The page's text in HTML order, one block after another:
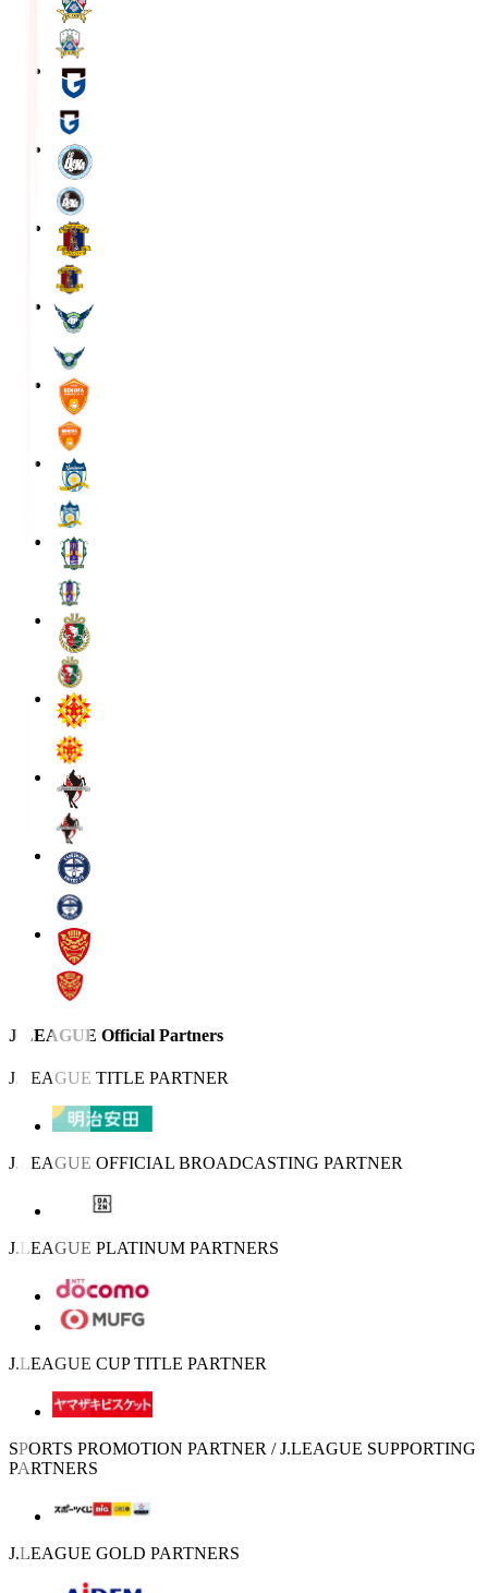
J.LEAGUE Official Partners
J.LEAGUE TITLE PARTNER
J.LEAGUE OFFICIAL BROADCASTING PARTNER
J.LEAGUE PLATINUM PARTNERS
J.LEAGUE CUP TITLE PARTNER
SPORTS PROMOTION PARTNER / J.LEAGUE SUPPORTING
PARTNERS
J.LEAGUE GOLD PARTNERS